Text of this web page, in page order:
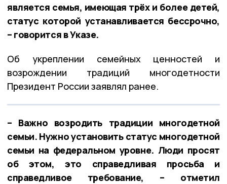
является семья, имеющая трёх и более детей,
статус которой устанавливается бессрочно,
– говорится в Указе.
Об укреплении семейных ценностей и
возрождении традиций многодетности
Президент России заявлял ранее.
– Важно возродить традиции многодетной
семьи. Нужно установить статус многодетной
семьи на федеральном уровне. Люди просят
об этом, это справедливая просьба и
справедливое требование, – отметил